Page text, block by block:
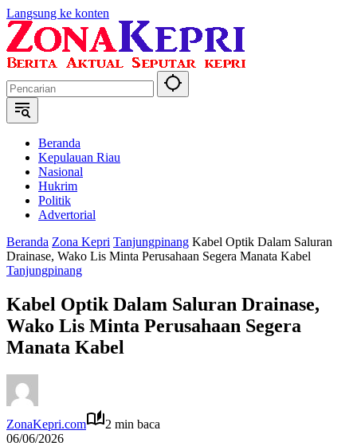
Langsung ke konten
Beranda
Kepulauan Riau
Nasional
Hukrim
Politik
Advertorial
Beranda Zona Kepri Tanjungpinang Kabel Optik Dalam Saluran
Drainase, Wako Lis Minta Perusahaan Segera Manata Kabel
Tanjungpinang
Kabel Optik Dalam Saluran Drainase,
Wako Lis Minta Perusahaan Segera
Manata Kabel
ZonaKepri.com
2 min baca
06/06/2026